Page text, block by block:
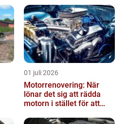
01 juli 2026
Motorrenovering: När
lönar det sig att rädda
motorn i stället för att